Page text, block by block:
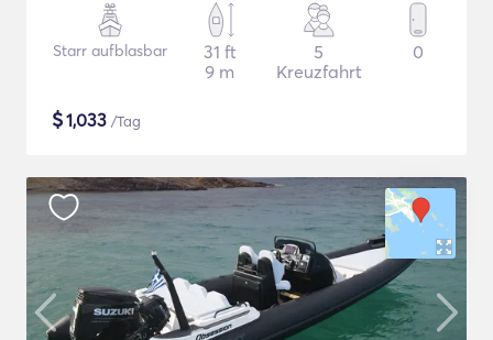
Starr aufblasbar
31 ft
9 m
5
Kreuzfahrt
0
$1,033 /Tag